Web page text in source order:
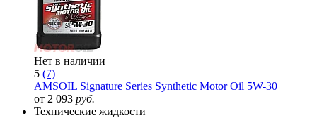
Нет в наличии
5 (7)
AMSOIL Signature Series Synthetic Motor Oil 5W-30
от 2 093 руб.
Технические жидкости